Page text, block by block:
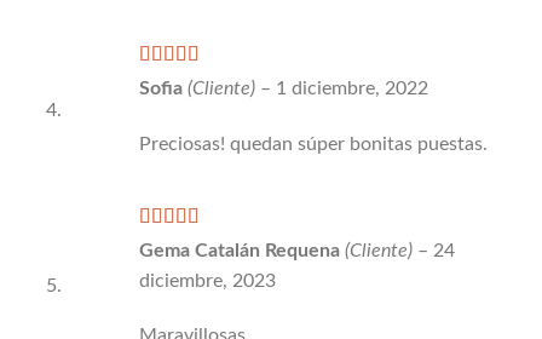
Valorado
de 5
Sofia (Cliente) – 1 diciembre, 2022
Preciosas! quedan súper bonitas puestas.
Valorado
Gema Catalán Requena (Cliente) – 24
diciembre, 2023